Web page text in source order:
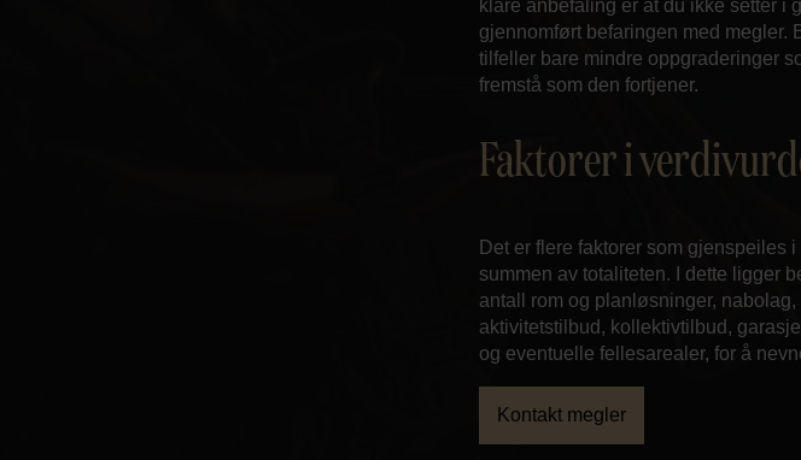
klare anbefaling er at du ikke setter i
gjennomført befaringen med megler.
tilfeller bare mindre oppgraderinger
fremstå som den fortjener.
Faktorer i
Det er flere faktorer som gjenspeiles
summen av totaliteten. I dette ligger
antall rom og planløsninger,
aktivitetstilbud, kollektivtilbud,
og eventuelle fellesarealer, for å
Kontakt megler